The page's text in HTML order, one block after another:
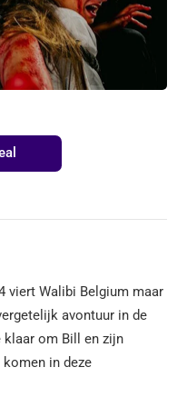
viert Walibi Belgium maar
avontuur in de
klaar om Bill en zijn
in deze